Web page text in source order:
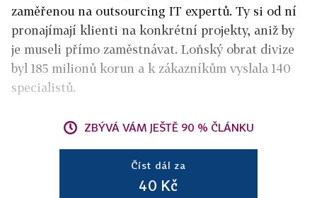
zaměřenou na outsourcing IT expertů. Ty si od ní
pronajímají klienti na konkrétní projekty, aniž by
je museli přímo zaměstnávat. Loňský obrat divize
byl 185 milionů korun a k zákazníkům vyslala 140
specialistů.
ZBÝVÁ VÁM JEŠTĚ 90 % ČLÁNKU
Číst dál za
40 Kč